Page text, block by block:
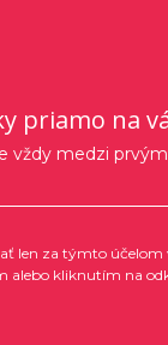
priamo na
vždy medzi
len za týmto
alebo kliknutím na